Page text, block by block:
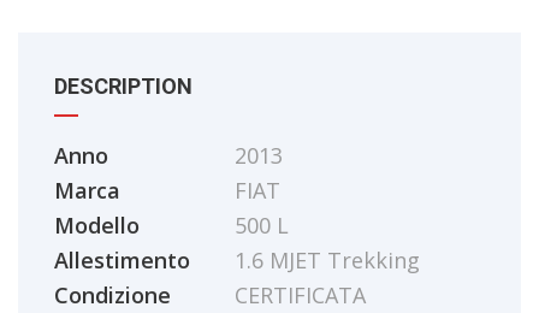
DESCRIPTION
Anno
2013
Marca
FIAT
Modello
500 L
Allestimento
1.6 MJET Trekking
Condizione
CERTIFICATA